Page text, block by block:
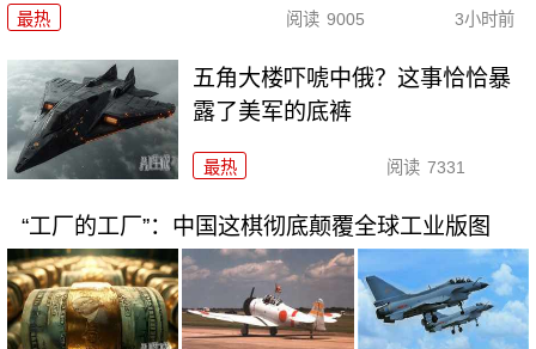
最热 阅读 9005 3小时前
五角大楼吓唬中俄？这事恰恰暴
露了美军的底裤
最热 阅读 7331
“工厂的工厂”：中国这棋彻底颠覆全球工业版图